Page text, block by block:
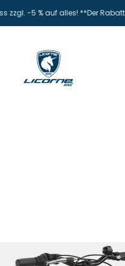
-5 % auf alles! **Der Rabatt
Licorne Bike GmbH